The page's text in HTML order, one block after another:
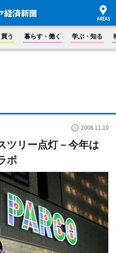
買う 暮らす・働く 学ぶ・知る
2008.11.10
ツリー点灯－今年は
ボ